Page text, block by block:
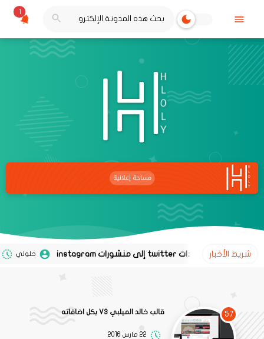
1
شريط الأخبار حلولي 02 نوفمبر 2020
57 قالب خالد الميلبي V3 بكل اضافاته
22 مارس 2016